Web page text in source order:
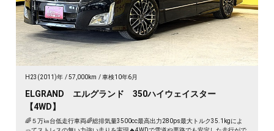
H23(2011)年 57,000km 車検10年6月
ELGRAND エルグランド 350ハイウェイスター
【4WD】
🌈５万㎞台低走行車両🌈総排気量3500cc最高出力280ps最大トルク35.1kgによ